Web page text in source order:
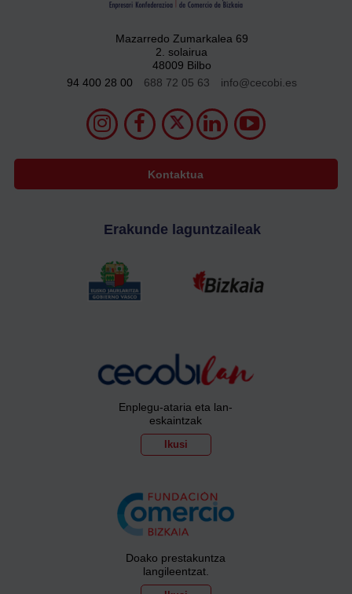
Mazarredo Zumarkalea 69
2. solairua
48009 Bilbo
94 400 28 00
688 72 05 63 info@cecobi.es
Kontaktua
Erakunde laguntzaileak
Enplegu-ataria eta lan-
eskaintzak
Ikusi
Doako prestakuntza
langileentzat.